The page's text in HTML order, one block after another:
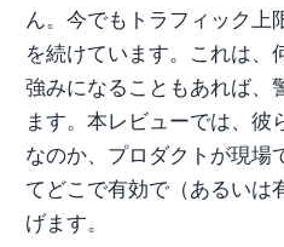
ん。今でもトラフィック上
を続けています。これは、
強みになることもあれば、
ます。本レビューでは、彼
なのか、プロダクトが現場
てどこで有効で（あるいは
げます。